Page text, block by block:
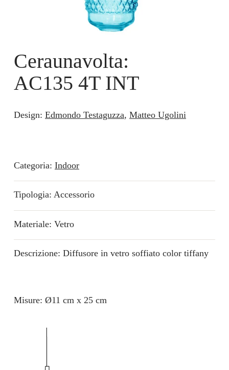
Ceraunavolta:
AC135 4T INT
Design: Edmondo Testaguzza, Matteo Ugolini
Categoria: Indoor
Tipologia: Accessorio
Materiale: Vetro
Descrizione: Diffusore in vetro soffiato color tiffany
Misure: Ø11 cm x 25 cm